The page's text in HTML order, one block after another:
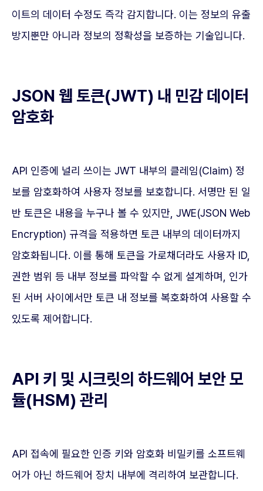
이트의 데이터 수정도 즉각 감지합니다. 이는 정보의 유출
방지뿐만 아니라 정보의 정확성을 보증하는 기술입니다.
JSON 웹 토큰(JWT) 내 민감 데이터
암호화
API 인증에 널리 쓰이는 JWT 내부의 클레임(Claim) 정
보를 암호화하여 사용자 정보를 보호합니다. 서명만 된 일
반 토큰은 내용을 누구나 볼 수 있지만, JWE(JSON Web
Encryption) 규격을 적용하면 토큰 내부의 데이터까지
암호화됩니다. 이를 통해 토큰을 가로채더라도 사용자 ID,
권한 범위 등 내부 정보를 파악할 수 없게 설계하며, 인가
된 서버 사이에서만 토큰 내 정보를 복호화하여 사용할 수
있도록 제어합니다.
API 키 및 시크릿의 하드웨어 보안 모
듈(HSM) 관리
API 접속에 필요한 인증 키와 암호화 비밀키를 소프트웨
어가 아닌 하드웨어 장치 내부에 격리하여 보관합니다.